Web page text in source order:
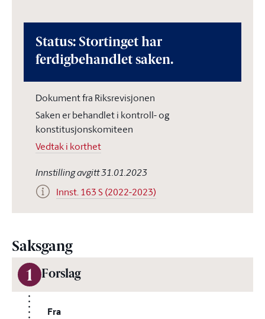
Status: Stortinget har
ferdigbehandlet saken.
Dokument fra Riksrevisjonen
Saken er behandlet i kontroll- og
konstitusjonskomiteen
Vedtak i korthet
Innstilling avgitt 31.01.2023
Innst. 163 S (2022-2023)
Saksgang
1 Forslag
Fra